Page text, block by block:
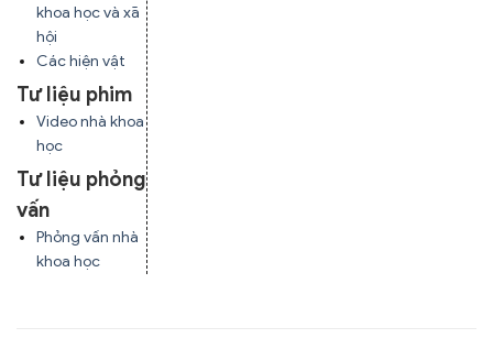
khoa học và xã
hội
Các hiện vật
Tư liệu phim
Video nhà khoa
học
Tư liệu phỏng
vấn
Phỏng vấn nhà
khoa học